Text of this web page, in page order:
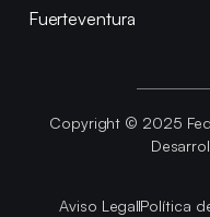
Fuerteventura
Copyright © 2025
Aviso LegalPolítica